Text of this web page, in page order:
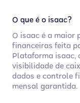
O que é o isaac?
O isaac é a maior
financeiras feita
Plataforma isaac,
visibilidade de
dados e controle
mensal garantida.